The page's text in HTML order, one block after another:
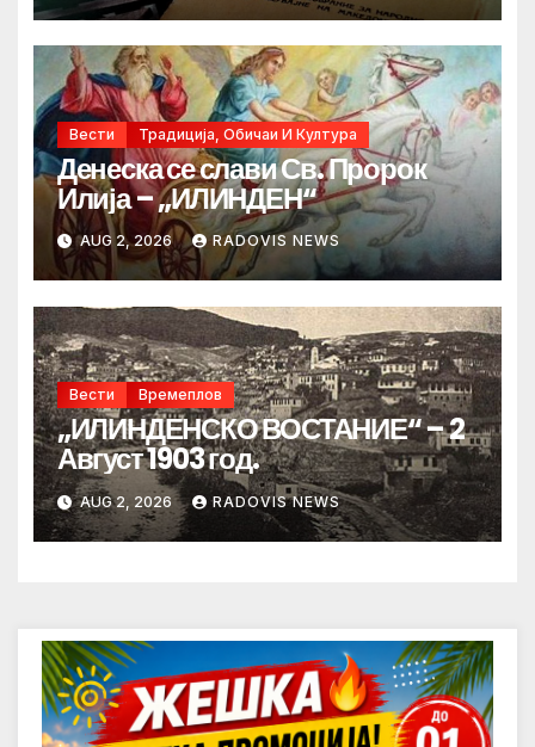
Вести Традиција, Обичаи И Култура
Денеска се слави Св. Пророк
Илија – „ИЛИНДЕН“
AUG 2, 2026 RADOVIS NEWS
Вести Времеплов
„ИЛИНДЕНСКО ВОСТАНИЕ“ – 2
Август 1903 год.
AUG 2, 2026 RADOVIS NEWS